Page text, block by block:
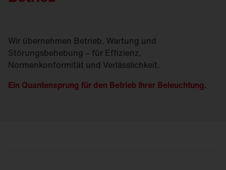
Wir übernehmen Betrieb, Wartung und
Störungsbehebung – für Effizienz,
Normenkonformität und Verlässlichkeit.
Ein Quantensprung für den Betrieb Ihrer Beleuchtung.